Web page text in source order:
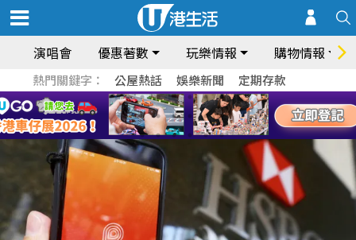
演唱會 優惠著數 玩樂情報 購物情報
熱門關鍵字： 公屋熱話 娛樂新聞 定期存款